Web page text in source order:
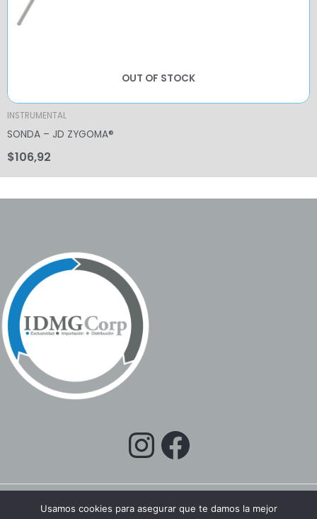
OUT OF STOCK
INSTRUMENTAL
SONDA – JD ZYGOMA®
$106,92
Usamos cookies para asegurar que te damos la mejor